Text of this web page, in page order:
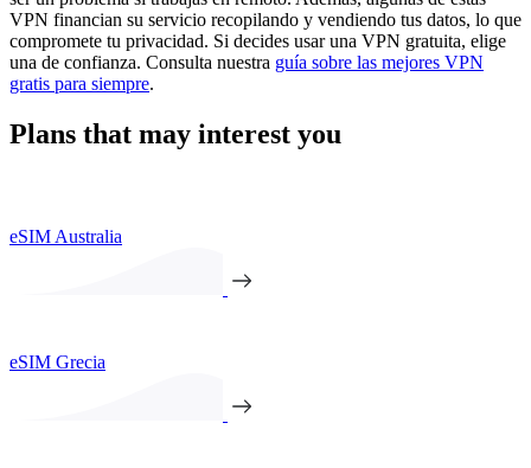
VPN financian su servicio recopilando y vendiendo tus datos, lo que
compromete tu privacidad. Si decides usar una VPN gratuita, elige
una de confianza. Consulta nuestra guía sobre las mejores VPN
gratis para siempre.
Plans that may interest you
eSIM Australia
eSIM Grecia